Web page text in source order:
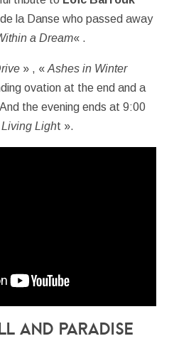
la Danse who passed away
a Dream« .
» , « Ashes in Winter
ovation at the end and a
the evening ends at 9:00
Light ».
and Paradise